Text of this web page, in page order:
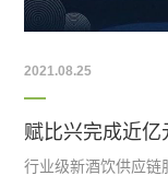
2021.08.25
赋比兴完成近
行业级新酒饮供应链